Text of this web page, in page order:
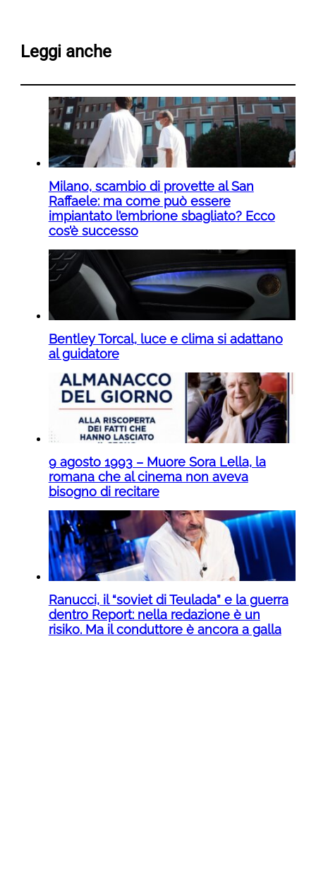
Leggi anche
Milano, scambio di provette al San
Raffaele: ma come può essere
impiantato l’embrione sbagliato? Ecco
cos’è successo
Bentley Torcal, luce e clima si adattano
al guidatore
9 agosto 1993 – Muore Sora Lella, la
romana che al cinema non aveva
bisogno di recitare
Ranucci, il “soviet di Teulada” e la guerra
dentro Report: nella redazione è un
risiko. Ma il conduttore è ancora a galla